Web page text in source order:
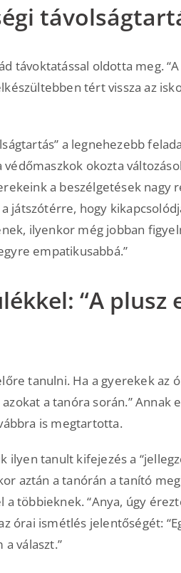
távoktatással oldotta meg.
tért vissza az
a legnehezebb
okozta
a beszélgetések nagy
játszótérre, hogy
ilyenkor még jobban
empatikusabbá.”
“A
tanulni. Ha a gyerekek az
a tanóra során.” Annak
is megtartotta.
ilyen tanult kifejezés a
aztán a tanórán a tanító
többieknek. “Anya, úgy
órai ismétlés jelentőségét:
választ.”